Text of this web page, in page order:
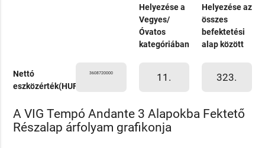
Helyezése a
Vegyes/
Óvatos
kategóriában
Helyezése az
összes
befektetési
alap között
Nettó
eszközérték(HUF)
3608720000 11. 323.
A VIG Tempó Andante 3 Alapokba Fektető
Részalap árfolyam grafikonja